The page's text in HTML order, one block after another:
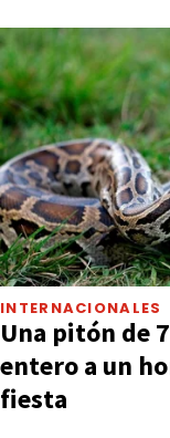
INTERNACIONALES
Una pitón de
entero a un
fiesta